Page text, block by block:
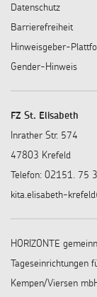
Datenschutz
Barrierefreiheit
Hinweisgeber-
Gender-Hinweis
FZ St. Elisabeth
Inrather Str. 574
47803 Krefeld
Telefon: 02151. 75
kita.elisabeth-
HORIZONTE
Tageseinrichtungen
Kempen/Viersen